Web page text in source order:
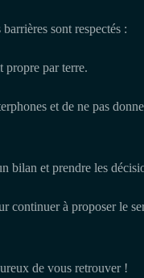
sont respectés :
propre par terre.
et de ne pas
bilan et prendre les
continuer à proposer le
de vous retrouver !